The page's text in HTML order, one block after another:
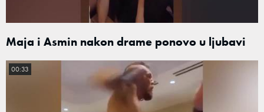
Maja i Asmin nakon drame ponovo u ljubavi
00:33